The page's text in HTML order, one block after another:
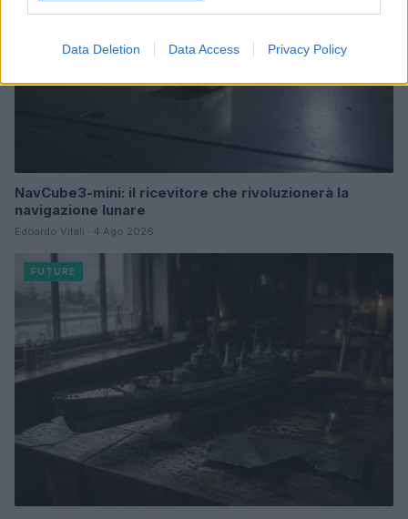
Data Deletion Data Access Privacy Policy
NavCube3-mini: il ricevitore che rivoluzionerà la
navigazione lunare
Edoardo Vitali · 4 Ago 2026
FUTURE